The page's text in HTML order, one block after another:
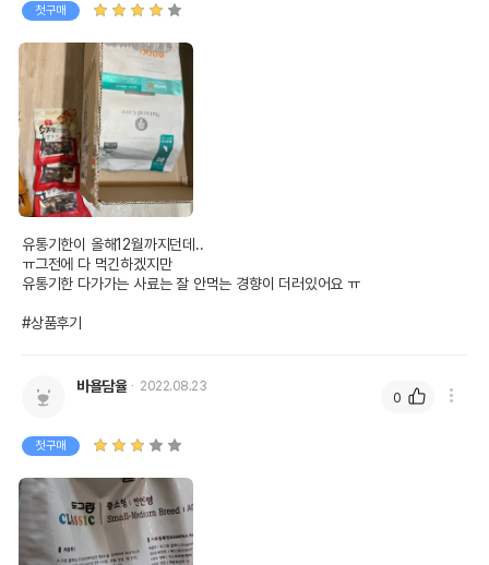
첫구매
유통기한이 올해12월까지던데..
ㅠ그전에 다 먹긴하겠지만
유통기한 다가가는 사료는 잘 안먹는 경향이 더러있어요 ㅠ
#상품후기
바욜담율 2022.08.23
첫구매
0